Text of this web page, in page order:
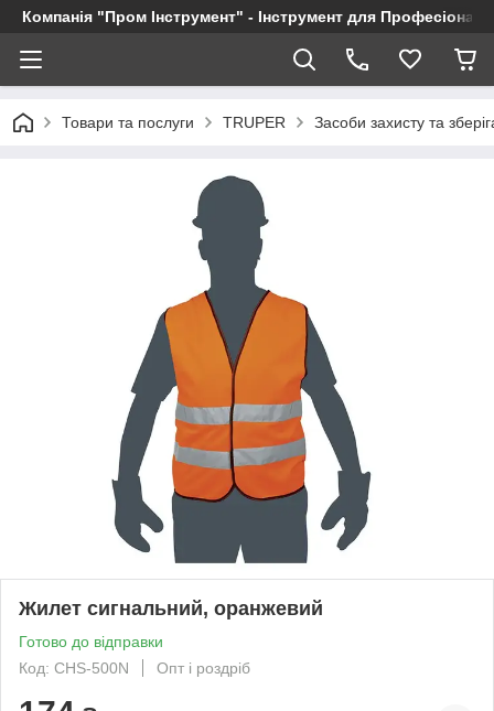
Компанія "Пром Інструмент" - Інструмент для
Товари та послуги TRUPER Засоби захисту та
Жилет сигнальний, оранжевий
Готово до відправки
Код: CHS-500N
Опт і роздріб